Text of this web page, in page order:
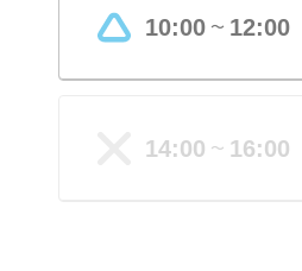
10:00 〜 12:00
14:00 〜 16:00